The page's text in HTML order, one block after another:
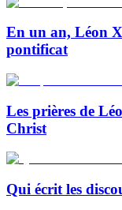
En un an, Léon
pontificat
Les prières de
Christ
Qui écrit les